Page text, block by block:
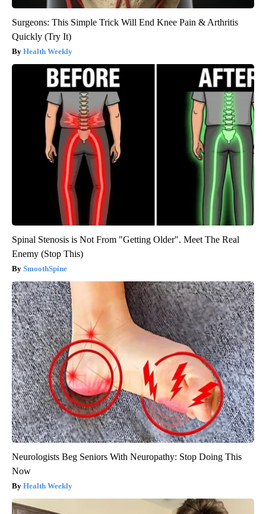
Surgeons: This Simple Trick Will End Knee Pain & Arthritis
Quickly (Try It)
Health Weekly
Spinal Stenosis is Not From "Getting Older". Meet The Real
Enemy (Stop This)
SmoothSpine
Neurologists Beg Seniors With Neuropathy: Stop Doing This
Now
Health Weekly